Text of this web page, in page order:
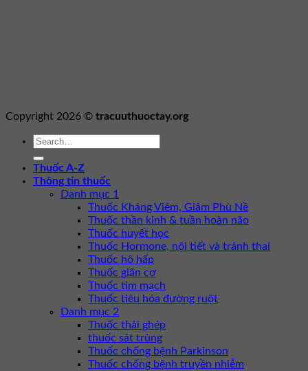
Copyright 2026 © tracuuthuoctay.org
Thuốc A-Z
Thông tin thuốc
Danh mục 1
Thuốc Kháng Viêm, Giảm Phù Nề
Thuốc thần kinh & tuần hoàn não
Thuốc huyết học
Thuốc Hormone, nội tiết và tránh thai
Thuốc hô hấp
Thuốc giãn cơ
Thuốc tim mạch
Thuốc tiêu hóa đường ruột
Danh mục 2
Thuốc thải ghép
thuốc sát trùng
Thuốc chống bệnh Parkinson
Thuốc chống bệnh truyền nhiễm